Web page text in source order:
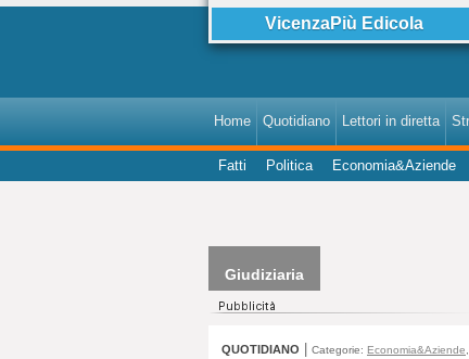
VicenzaPiù Edicola
Home Quotidiano Lettori in diretta
Fatti Politica Economia&Aziende
Giudiziaria
QUOTIDIANO Categorie: Economia&Aziende